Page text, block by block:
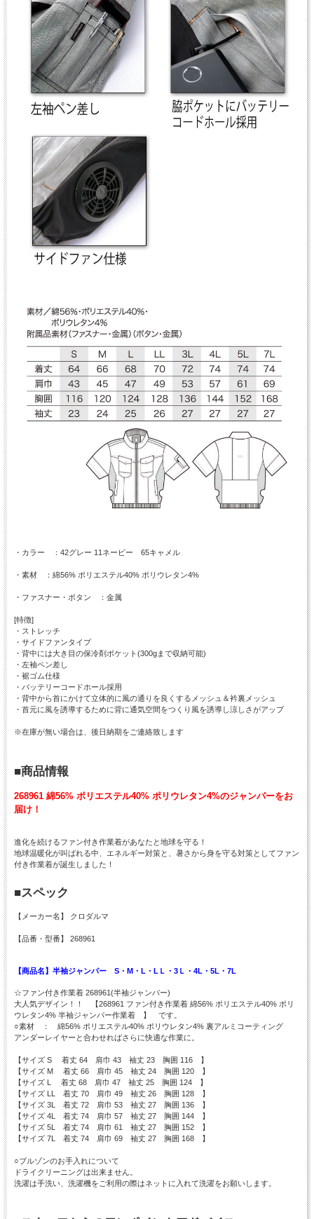
・カラー ：42グレー 11ネービー 65キャメル
・素材 ：綿56% ポリエステル40% ポリウレタン4%
・ファスナー・ボタン ：金属
[特徴]
・ストレッチ
・サイドファンタイプ
・背中には大き目の保冷剤ポケット(300gまで収納可能)
・左袖ペン差し
・裾ゴム仕様
・バッテリーコードホール採用
・背中から首にかけて立体的に風の通りを良くするメッシュ＆衿裏メッシュ
・首元に風を誘導するために背に通気空間をつくり風を誘導し涼しさがアップ
※在庫が無い場合は、後日納期をご連絡致します
■商品情報
268961 綿56% ポリエステル40% ポリウレタン4%のジャンパーをお
届け！
進化を続けるファン付き作業着があなたと地球を守る！
地球温暖化が叫ばれる中、エネルギー対策と、暑さから身を守る対策としてファン
付き作業着が誕生しました！
■スペック
【メーカー名】 クロダルマ
【品番・型番】 268961
【商品名】半袖ジャンパー S・M・L・LＬ・3Ｌ・4L・5L・7L
☆ファン付き作業着 268961(半袖ジャンパー)
大人気デザイン！！ 【268961 ファン付き作業着 綿56% ポリエステル40% ポリ
ウレタン4% 半袖ジャンパー作業着 】 です。
○素材 ： 綿56% ポリエステル40% ポリウレタン4% 裏アルミコーティング
アンダーレイヤーと合わせればさらに快適な作業に。
【サイズ S 着丈 64 肩巾 43 袖丈 23 胸囲 116 】
【サイズ M 着丈 66 肩巾 45 袖丈 24 胸囲 120 】
【サイズ L 着丈 68 肩巾 47 袖丈 25 胸囲 124 】
【サイズ LL 着丈 70 肩巾 49 袖丈 26 胸囲 128 】
【サイズ 3L 着丈 72 肩巾 53 袖丈 27 胸囲 136 】
【サイズ 4L 着丈 74 肩巾 57 袖丈 27 胸囲 144 】
【サイズ 5L 着丈 74 肩巾 61 袖丈 27 胸囲 152 】
【サイズ 7L 着丈 74 肩巾 69 袖丈 27 胸囲 168 】
○ブルゾンのお手入れについて
ドライクリーニングは出来ません。
洗濯は手洗い、洗濯機をご利用の際はネットに入れて洗濯をお願いします。